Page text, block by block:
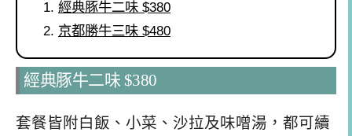
經典豚牛二味 $380
京都勝牛三味 $480
經典豚牛二味 $380
套餐皆附白飯、小菜、沙拉及味噌湯，都可續